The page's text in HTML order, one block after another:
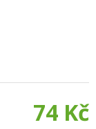
74 Kč